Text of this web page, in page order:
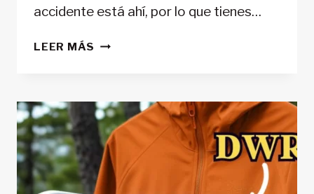
accidente está ahí, por lo que tienes…
LEER MÁS PRIMEROS